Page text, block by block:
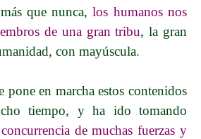
que nunca,los humanos nos
de una gran tribu, la gran
con mayúscula.
en marcha estos contenidos
tiempo, y ha ido tomando
de muchas fuerzas y